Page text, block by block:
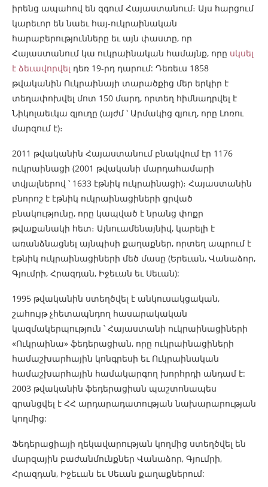
իրենց ապահով են զգում Հայաստանում։ Այս հարցում
կարեւոր են նաեւ հայ-ուկրաինական
հարաբերությունները եւ այն փաստը, որ
Հայաստանում կա ուկրաինական համայնք, որը սկսել
է ձեւավորվել դեռ 19-րդ դարում: Դեռեւս 1858
թվականին Ուկրաինայի տարածքից մեր երկիր է
տեղափոխվել մոտ 150 մարդ, որտեղ հիմնադրվել է
Նիկոլաեւկա գյուղը (այժմ ՝ Արմակից գյուղ, որը Լոռու
մարզում է)։
2011 թվականին Հայաստանում բնակվում էր 1176
ուկրաինացի (2001 թվականի մարդահամարի
տվյալներով ՝ 1633 էթնիկ ուկրաինացի)։ Հայաստանին
բնորոշ է էթնիկ ուկրաինացիների ցրված
բնակությունը, որը կապված է նրանց փոքր
թվաքանակի հետ։ Այնուամենայնիվ, կարելի է
առանձնացնել այնպիսի քաղաքներ, որտեղ ապրում է
էթնիկ ուկրաինացիների մեծ մասը (Երեւան, Վանաձոր,
Գյումրի, Հրազդան, Իջեւան եւ Սեւան):
1995 թվականին ստեղծվել է անկուսակցական,
շահույթ չհետապնդող հասարակական
կազմակերպություն ՝ Հայաստանի ուկրաինացիների
«Ուկրաինա» ֆեդերացիան, որը ուկրաինացիների
համաշխարհային կոնգրեսի եւ Ուկրաինական
համաշխարհային համակարգող խորհրդի անդամ է:
2003 թվականին ֆեդերացիան պաշտոնապես
գրանցվել է ՀՀ արդարադատության նախարարության
կողմից:
Ֆեդերացիայի ղեկավարության կողմից ստեղծվել են
մարզային բաժանմունքներ Վանաձոր, Գյումրի,
Հրազդան, Իջեւան եւ Սեւան քաղաքներում: